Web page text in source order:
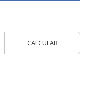
CALCULAR